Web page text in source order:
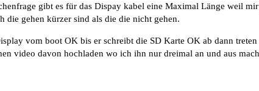
gibt es für das Dispay kabel eine Maximal Länge weil
die gehen kürzer sind als die die nicht gehen.
vom boot OK bis er schreibt die SD Karte OK ab dann
video davon hochladen wo ich ihn nur dreimal an und aus